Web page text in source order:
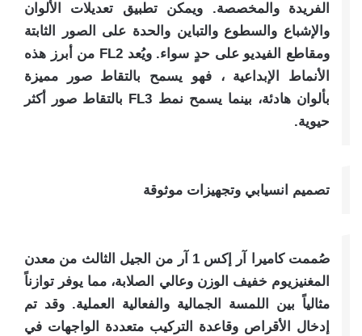
الفريدة والمخصصة. ويمكن تطبيق تعديلات الألوان
والإشباع والسطوع والتباين والحدة على الصور الثابتة
ومقاطع الفيديو على حدٍ سواء. ويُعد FL2 من أبرز هذه
الأنماط الإبداعية ، فهو يسمح بالتقاط صور مميزة
بألوان هادئة، بينما يسمح نمط FL3 بالتقاط صور أكثر
حيوية.
تصميم انسيابي وتجهيزات موثوقة
صُممت كاميرا آر إكس 1 آر من الجيل الثالث من معدن
المغنيزيوم خفيف الوزن وعالي الصلابة، مما يوفر توازناً
مثالياً بين اللمسة الجمالية والفعالية العملية. وقد تم
إدخال الأقراص وقاعدة التركيب متعددة الواجهات في